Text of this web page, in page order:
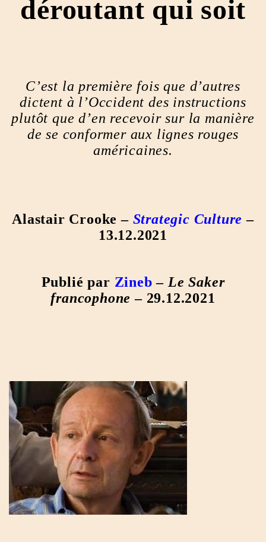
déroutant qui soit
C’est la première fois que d’autres
dictent à l’Occident des instructions
plutôt que d’en recevoir sur la manière
de se conformer aux lignes rouges
américaines.
Alastair Crooke – Strategic Culture –
13.12.2021
Publié par Zineb – Le Saker
francophone – 29.12.2021